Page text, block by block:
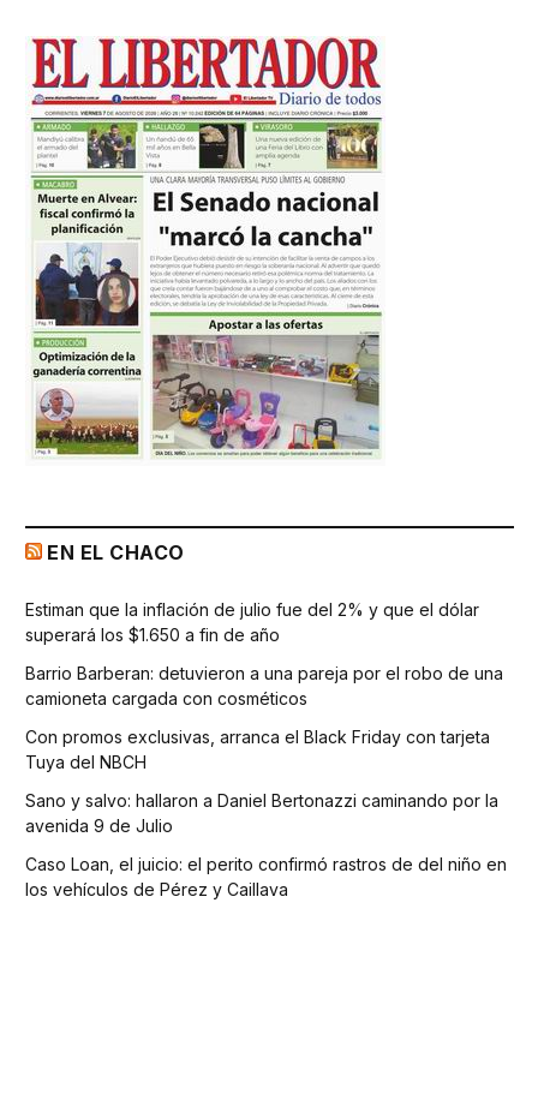
EN EL CHACO
Estiman que la inflación de julio fue del 2% y que el dólar
superará los $1.650 a fin de año
Barrio Barberan: detuvieron a una pareja por el robo de una
camioneta cargada con cosméticos
Con promos exclusivas, arranca el Black Friday con tarjeta
Tuya del NBCH
Sano y salvo: hallaron a Daniel Bertonazzi caminando por la
avenida 9 de Julio
Caso Loan, el juicio: el perito confirmó rastros de del niño en
los vehículos de Pérez y Caillava